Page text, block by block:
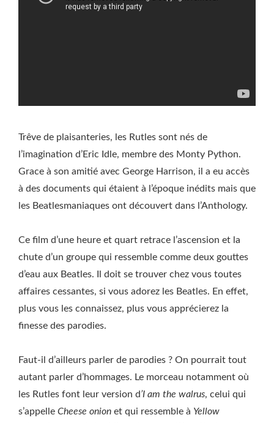
Trêve de plaisanteries, les Rutles sont nés de
l’imagination d’Eric Idle, membre des Monty Python.
Grace à son amitié avec George Harrison, il a eu accès
à des documents qui étaient à l’époque inédits mais que
les Beatlesmaniaques ont découvert dans l’Anthology.
Ce film d’une heure et quart retrace l’ascension et la
chute d’un groupe qui ressemble comme deux gouttes
d’eau aux Beatles. Il doit se trouver chez vous toutes
affaires cessantes, si vous adorez les Beatles. En effet,
plus vous les connaissez, plus vous apprécierez la
finesse des parodies.
Faut-il d’ailleurs parler de parodies ? On pourrait tout
autant parler d’hommages. Le morceau notamment où
les Rutles font leur version d’I am the walrus, celui qui
s’appelle Cheese onion et qui ressemble à Yellow